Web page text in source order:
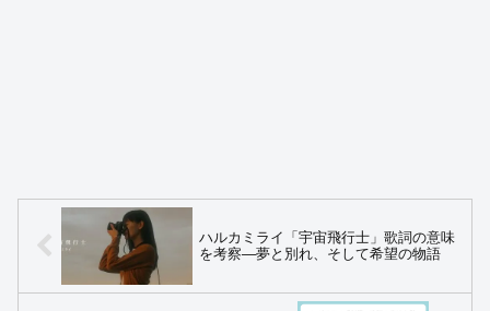
ハルカミライ「宇宙飛行士」歌詞の意味
を考察—夢と別れ、そして希望の物語